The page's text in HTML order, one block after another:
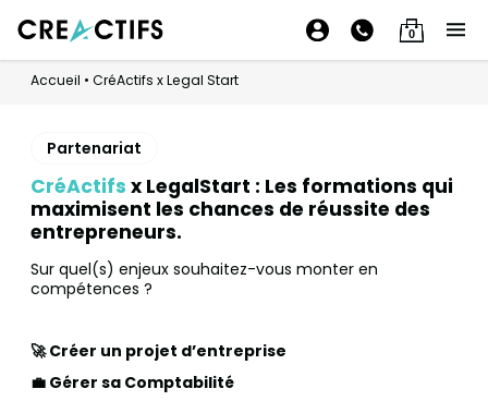
0
Accueil • CréActifs x Legal Start
Partenariat
CréActifs x LegalStart : Les formations qui
maximisent les chances de réussite des
entrepreneurs.
Sur quel(s) enjeux souhaitez-vous monter en
compétences ?
🚀 Créer un projet d’entreprise
💼 Gérer sa Comptabilité